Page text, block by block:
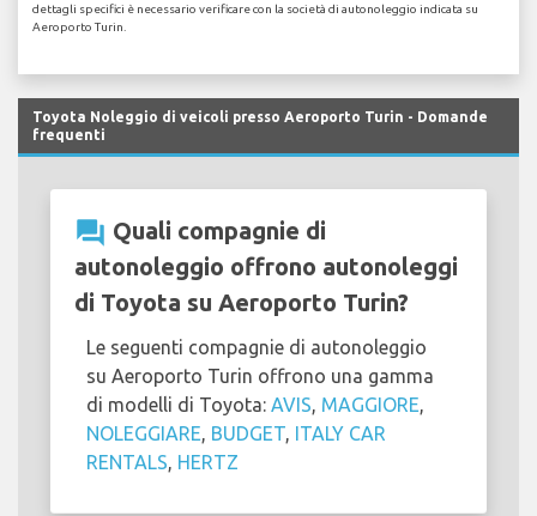
dettagli specifici è necessario verificare con la società di autonoleggio indicata su
Aeroporto Turin.
Toyota Noleggio di veicoli presso Aeroporto Turin - Domande
frequenti
question_answer Quali compagnie di
autonoleggio offrono autonoleggi
di Toyota su Aeroporto Turin?
Le seguenti compagnie di autonoleggio
su Aeroporto Turin offrono una gamma
di modelli di Toyota: AVIS, MAGGIORE,
NOLEGGIARE, BUDGET, ITALY CAR
RENTALS, HERTZ